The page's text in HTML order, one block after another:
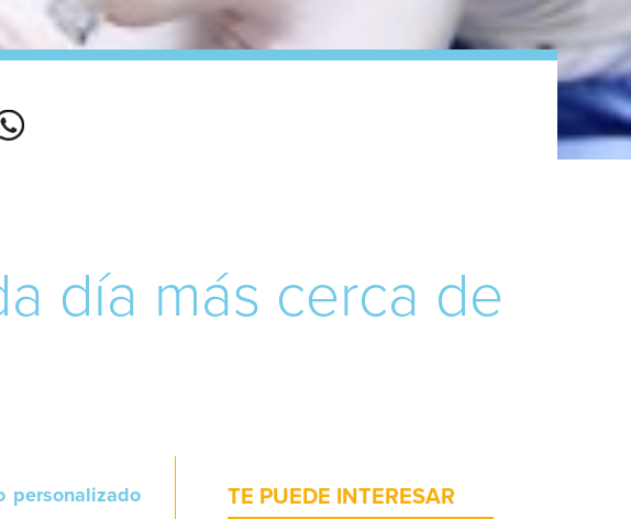
día más cerca de
personalizado
TE PUEDE INTERESAR